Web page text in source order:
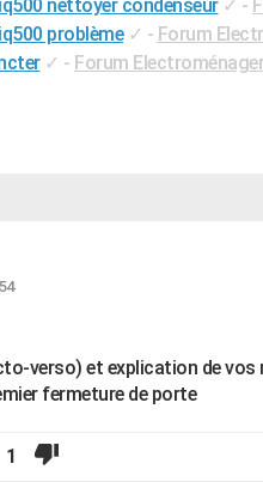
nettoyer condenseur ✓ -
problème ✓ - Forum
✓ - Forum Electroménager
verso) et explication de
fermeture de porte
1